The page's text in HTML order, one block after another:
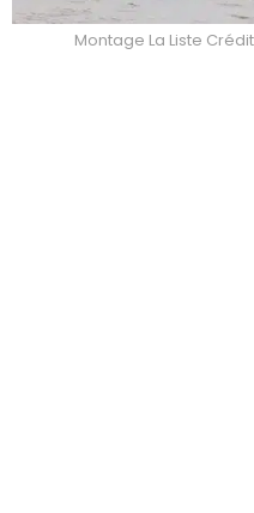
Montage La Liste